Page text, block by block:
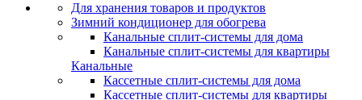
Для хранения товаров и продуктов
Зимний кондиционер для обогрева
Канальные сплит-системы для дома
Канальные сплит-системы для квартиры
Канальные
Кассетные сплит-системы для дома
Кассетные сплит-системы для квартиры